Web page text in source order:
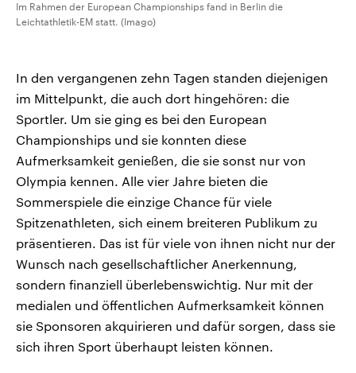
Im Rahmen der European Championships fand in Berlin die
Leichtathletik-EM statt. (Imago)
In den vergangenen zehn Tagen standen diejenigen
im Mittelpunkt, die auch dort hingehören: die
Sportler. Um sie ging es bei den European
Championships und sie konnten diese
Aufmerksamkeit genießen, die sie sonst nur von
Olympia kennen. Alle vier Jahre bieten die
Sommerspiele die einzige Chance für viele
Spitzenathleten, sich einem breiteren Publikum zu
präsentieren. Das ist für viele von ihnen nicht nur der
Wunsch nach gesellschaftlicher Anerkennung,
sondern finanziell überlebenswichtig. Nur mit der
medialen und öffentlichen Aufmerksamkeit können
sie Sponsoren akquirieren und dafür sorgen, dass sie
sich ihren Sport überhaupt leisten können.